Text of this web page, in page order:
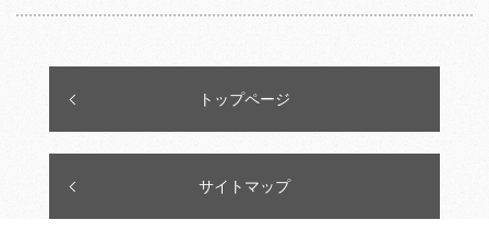
トップページ
サイトマップ